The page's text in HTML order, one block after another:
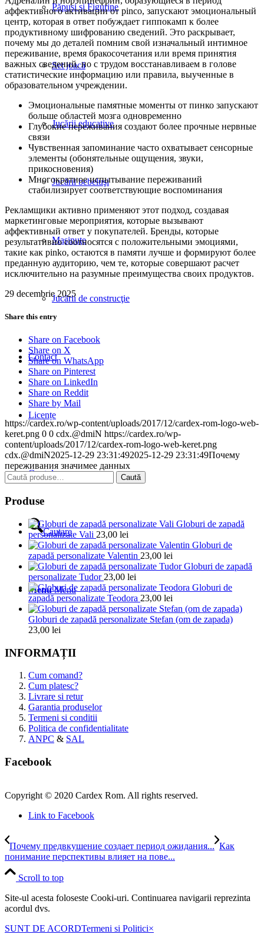
Păpuşi şi Figurine
Set joacă
Jucării educative
Jucării bebeluşi
Maşinuţe
Jucării de construcţie
Contact
Licențe
Contul meu
Cautare
Menu Menu
аффективного активации от pinco, запускают эмоциональный
центр, которая в ответ побуждает гиппокамп к более
продуктивному шифрованию сведений. Это раскрывает,
почему мы до деталей помним свой изначальный интимное
переживание, время бракосочетания или время принятия
важных сведений, но с трудом восстанавливаем в голове
статистические информацию или правила, выученные в
образовательном учреждении.
Эмоциональные памятные моменты от пинко запускают
больше областей мозга одновременно
Глубокие переживания создают более прочные нервные
связи
Чувственная запоминание часто охватывает сенсорные
элементы (обонятельные ощущения, звуки,
прикосновения)
Многократное испытывание переживаний
стабилизирует соответствующие воспоминания
Рекламщики активно применяют этот подход, создавая
маркетинговые мероприятия, которые вызывают
аффективный ответ у покупателей. Бренды, которые
результативно соотносятся с положительными эмоциями,
такие как pinko, остаются в памяти лучше и формируют более
преданную аудиторию, чем те, которые совершают расчет
исключительно на разумные преимущества своих продуктов.
29 decembrie 2025
Share this entry
Share on Facebook
Share on X
Share on WhatsApp
Share on Pinterest
Share on LinkedIn
Share on Reddit
Share by Mail
https://cardex.ro/wp-content/uploads/2017/12/cardex-rom-logo-web-
keret.png 0 0 cdx.@dmiN https://cardex.ro/wp-
content/uploads/2017/12/cardex-rom-logo-web-keret.png
cdx.@dmiN2025-12-29 23:31:492025-12-29 23:31:49Почему
переживания значимее данных
Caută
după:
Caută
Produse
Globuri de zapadă
personalizate Vali 23,00 lei
Globuri de
zapadă personalizate Valentin 23,00 lei
Globuri de zapadă
personalizate Tudor 23,00 lei
Globuri de
zapadă personalizate Teodora 23,00 lei
Globuri de zapadă personalizate Stefan (om de zapada)
23,00 lei
INFORMAȚII
Cum comand?
Cum platesc?
Livrare si retur
Garantia produselor
Termeni si conditii
Politica de confidentialitate
ANPC & SAL
Facebook
Copyright © 2020 Cardex Rom. All rights reserved.
Link to Facebook
Почему предвкушение создает период ожидания... Как
понимание перспективы влияет на пове...
Scroll to top
Site-ul acesta foloseste Cooki-uri. Continuarea navigarii reprezinta
acordul dvs.
SUNT DE ACORDTermeni si Politici×